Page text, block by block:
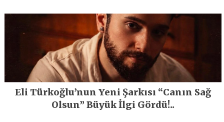
Eli Türkoğlu’nun Yeni Şarkısı “Canın Sağ
Olsun” Büyük İlgi Gördü!..